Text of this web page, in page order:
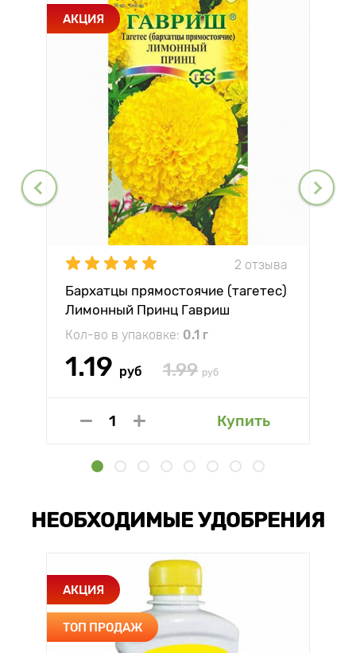
АКЦИЯ
2 отзыва
Бархатцы прямостоячие (тагетес)
Лимонный Принц Гавриш
Кол-во в упаковке: 0.1 г
1.19 руб 1.99 руб
Купить
НЕОБХОДИМЫЕ УДОБРЕНИЯ
АКЦИЯ
ТОП ПРОДАЖ